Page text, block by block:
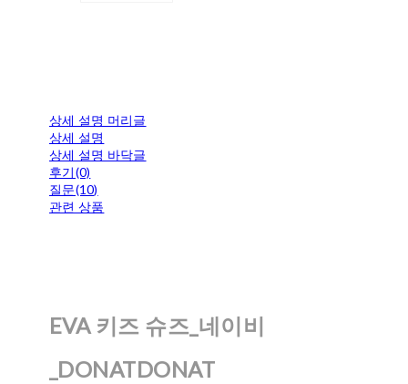
상세 설명 머리글
상세 설명
상세 설명 바닥글
후기(0)
질문(10)
관련 상품
EVA 키즈 슈즈_네이비
_DONATDONAT